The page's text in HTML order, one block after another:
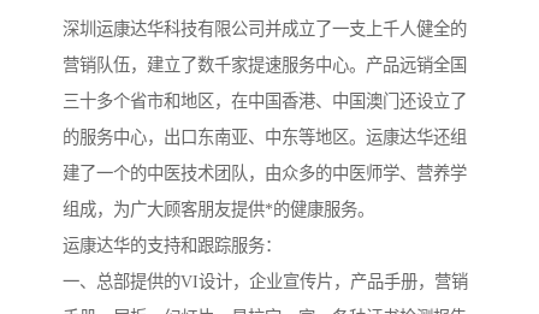
深圳运康达华科技有限公司并成立了一支上千人健全的
营销队伍，建立了数千家提速服务中心。产品远销全国
三十多个省市和地区，在中国香港、中国澳门还设立了
的服务中心，出口东南亚、中东等地区。运康达华还组
建了一个的中医技术团队，由众多的中医师学、营养学
组成，为广大顾客朋友提供*的健康服务。
运康达华的支持和跟踪服务：
一、总部提供的VI设计，企业宣传片，产品手册，营销